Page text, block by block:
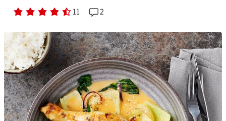
Betyg 4.1 av 5. 11
11 personer har röstatReceptet har 2 kommentarer
2